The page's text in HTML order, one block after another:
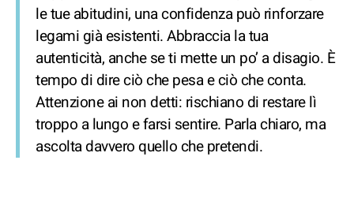
le tue abitudini, una confidenza può rinforzare
legami già esistenti. Abbraccia la tua
autenticità, anche se ti mette un po’ a disagio. È
tempo di dire ciò che pesa e ciò che conta.
Attenzione ai non detti: rischiano di restare lì
troppo a lungo e farsi sentire. Parla chiaro, ma
ascolta davvero quello che pretendi.